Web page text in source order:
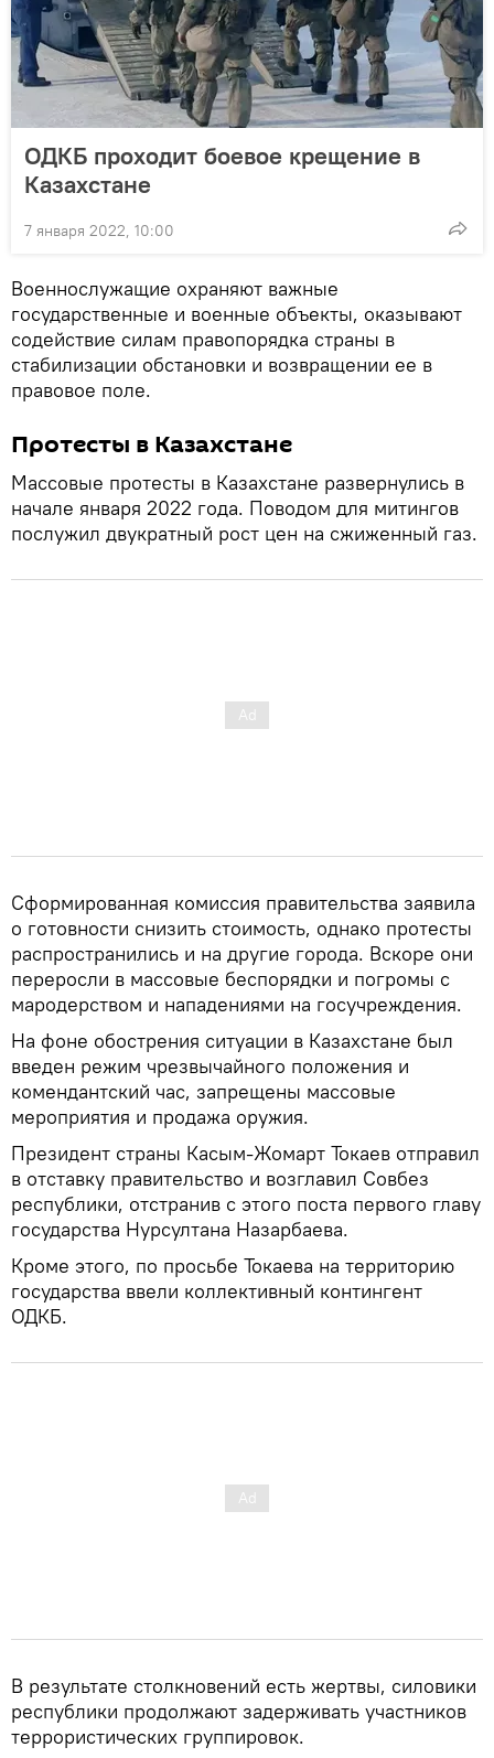
ОДКБ проходит боевое крещение в
Казахстане
7 января 2022, 10:00
Военнослужащие охраняют важные
государственные и военные объекты, оказывают
содействие силам правопорядка страны в
стабилизации обстановки и возвращении ее в
правовое поле.
Протесты в Казахстане
Массовые протесты в Казахстане развернулись в
начале января 2022 года. Поводом для митингов
послужил двукратный рост цен на сжиженный газ.
Сформированная комиссия правительства заявила
о готовности снизить стоимость, однако протесты
распространились и на другие города. Вскоре они
переросли в массовые беспорядки и погромы с
мародерством и нападениями на госучреждения.
На фоне обострения ситуации в Казахстане был
введен режим чрезвычайного положения и
комендантский час, запрещены массовые
мероприятия и продажа оружия.
Президент страны Касым-Жомарт Токаев отправил
в отставку правительство и возглавил Совбез
республики, отстранив с этого поста первого главу
государства Нурсултана Назарбаева.
Кроме этого, по просьбе Токаева на территорию
государства ввели коллективный контингент
ОДКБ.
В результате столкновений есть жертвы, силовики
республики продолжают задерживать участников
террористических группировок.